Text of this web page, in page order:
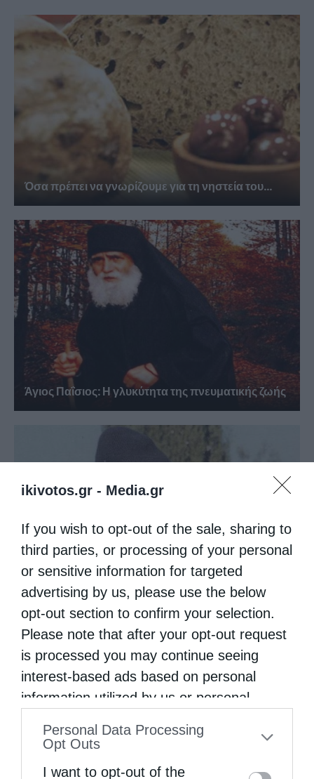
ikivotos.gr - Media.gr
If you wish to opt-out of the sale, sharing to
third parties, or processing of your personal
or sensitive information for targeted
advertising by us, please use the below
opt-out section to confirm your selection.
Please note that after your opt-out request
is processed you may continue seeing
interest-based ads based on personal
information utilized by us or personal
to your opt-out. You may separately opt-out
Personal Data Processing
Opt Outs
I want to opt-out of the
Όσα πρέπει να γνωρίζουμε για τη νηστεία του...
Άγιος Παΐσιος: Η γλυκύτητα της πνευματικής ζωής
Ψαλίδι στη γλώσσα